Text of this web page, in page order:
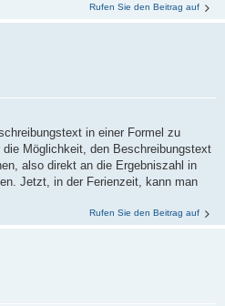
Rufen Sie den Beitrag auf
in einer Formel zu
Möglichkeit, den Beschreibungstext
also direkt an die Ergebniszahl in
Jetzt, in der Ferienzeit, kann man
Rufen Sie den Beitrag auf